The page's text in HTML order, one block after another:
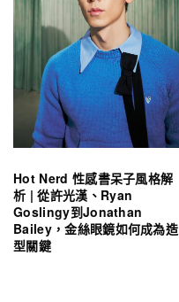
Hot Nerd 性感書呆子風格解
析 | 從許光漢、Ryan
Goslingy到Jonathan
Bailey，金絲眼鏡如何成為造
型關鍵